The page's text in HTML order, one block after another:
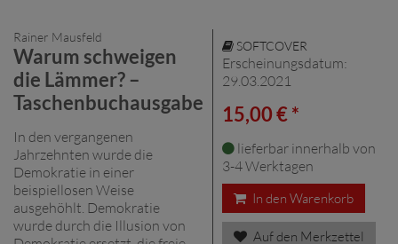
Rainer Mausfeld
Warum schweigen
die Lämmer? –
Taschenbuchausgabe
In den vergangenen
Jahrzehnten wurde die
Demokratie in einer
beispiellosen Weise
ausgehöhlt. Demokratie
wurde durch die Illusion von
SOFTCOVER
Erscheinungsdatum:
29.03.2021
15,00 € *
lieferbar innerhalb von
3-4 Werktagen
In den Warenkorb
Auf den Merkzettel